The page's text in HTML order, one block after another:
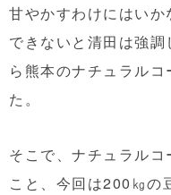
甘やかすわけにはい
できないと清田は強
ら熊本のナチュラル
た。
そこで、ナチュラル
こと、今回は200㎏の